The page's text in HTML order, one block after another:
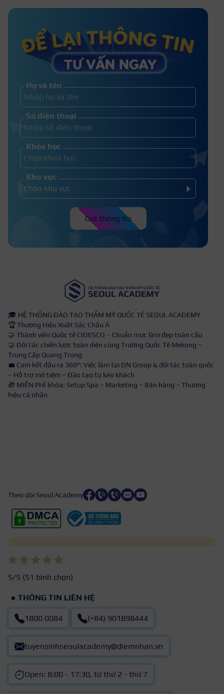
Phun mày chạm hạt là gì? Ưu nhược
điểm? Bảng giá dịch vụ mới nhất
không? Những dáng mày phong thủy
Họ và tên
Số điện thoại
Khóa học
Khu vực
Gửi thông tin
🎓 HỆ THỐNG ĐÀO TẠO THẨM MỸ QUỐC TẾ SEOUL ACADEMY
🏆 Thương Hiệu Xuất Sắc Châu Á
🤝 Thành viên Quốc tế CIDESCO – Chuẩn mực làm đẹp toàn cầu
🤝 Đối tác chiến lược toàn diện cùng Trường Quốc Tế Mekong –
Trung Cấp Quang Trung
💼 Cam kết đầu ra 360°: Việc làm tại DN Group & đối tác toàn quốc
– Hỗ trợ mở tiệm – Đào tạo tự kéo khách
🎁 MIỄN PHÍ khóa: Setup Spa – Marketing – Bán hàng – Thương
hiệu cá nhân
Theo dõi Seoul Academy
5/5 (51 bình chọn)
THÔNG TIN LIÊN HỆ
1800 0084 (+84) 901898444
tuyensinhseoulacademy@diemnhan.vn
Open: 8:00 - 17:30, từ thứ 2 - thứ 7